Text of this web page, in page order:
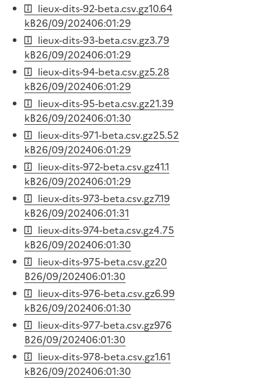
lieux-dits-92-beta.csv.gz10.64
kB26/09/202406:01:29
lieux-dits-93-beta.csv.gz3.79
kB26/09/202406:01:29
lieux-dits-94-beta.csv.gz5.28
kB26/09/202406:01:29
lieux-dits-95-beta.csv.gz21.39
kB26/09/202406:01:30
lieux-dits-971-beta.csv.gz25.52
kB26/09/202406:01:29
lieux-dits-972-beta.csv.gz41.1
kB26/09/202406:01:29
lieux-dits-973-beta.csv.gz7.19
kB26/09/202406:01:31
lieux-dits-974-beta.csv.gz4.75
kB26/09/202406:01:30
lieux-dits-975-beta.csv.gz20
B26/09/202406:01:30
lieux-dits-976-beta.csv.gz6.99
kB26/09/202406:01:30
lieux-dits-977-beta.csv.gz976
B26/09/202406:01:30
lieux-dits-978-beta.csv.gz1.61
kB26/09/202406:01:30